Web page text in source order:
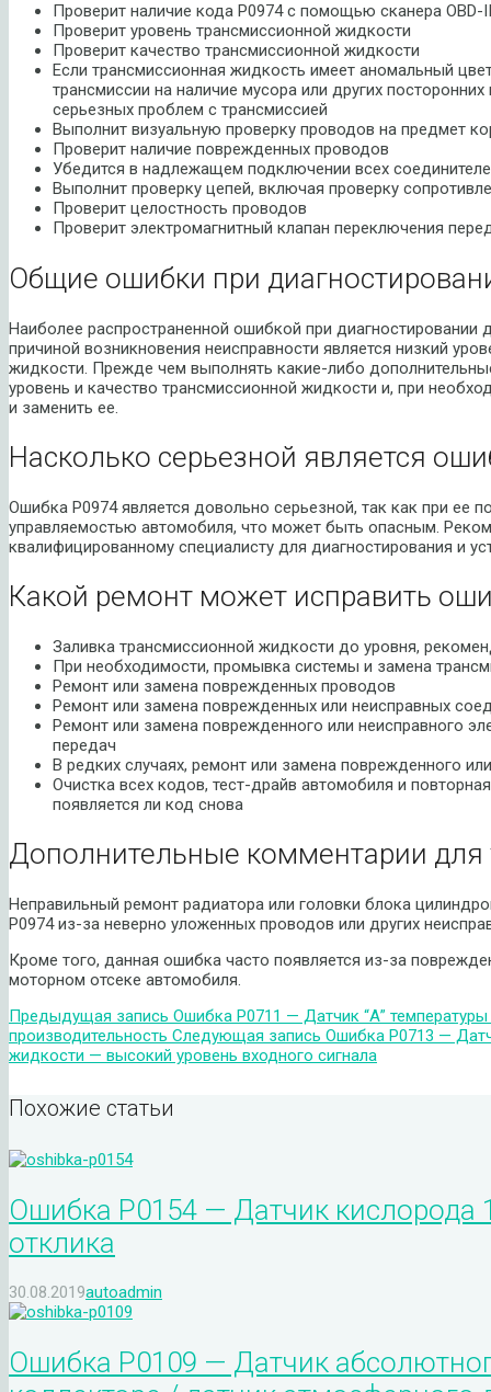
Проверит наличие кода P0974 с помощью сканера OBD-II
Проверит уровень трансмиссионной жидкости
Проверит качество трансмиссионной жидкости
Если трансмиссионная жидкость имеет аномальный
трансмиссии на наличие мусора или других
серьезных проблем с трансмиссией
Выполнит визуальную проверку проводов на предмет
Проверит наличие поврежденных проводов
Убедится в надлежащем подключении всех
Выполнит проверку цепей, включая проверку
Проверит целостность проводов
Проверит электромагнитный клапан переключения
Общие ошибки при
Наиболее распространенной ошибкой при диагностировании
причиной возникновения неисправности является низкий
жидкости. Прежде чем выполнять какие-либо
уровень и качество трансмиссионной жидкости и, при
и заменить ее.
Насколько серьезной является
Ошибка P0974 является довольно серьезной, так как при ее
управляемостью автомобиля, что может быть опасным.
квалифицированному специалисту для диагностирования и
Какой ремонт может исправить
Заливка трансмиссионной жидкости до уровня,
При необходимости, промывка системы и замена
Ремонт или замена поврежденных проводов
Ремонт или замена поврежденных или неисправных
Ремонт или замена поврежденного или неисправного
передач
В редких случаях, ремонт или замена поврежденного
Очистка всех кодов, тест-драйв автомобиля и
появляется ли код снова
Дополнительные комментарии для
Неправильный ремонт радиатора или головки блока
P0974 из-за неверно уложенных проводов или других
Кроме того, данная ошибка часто появляется из-за
моторном отсеке автомобиля.
Предыдущая запись Ошибка P0711 — Датчик “А”
производительность Следующая запись Ошибка P0713 —
жидкости — высокий уровень входного сигнала
Похожие статьи
Ошибка P0154 — Датчик кислорода
отклика
30.08.2019autoadmin
Ошибка P0109 — Датчик